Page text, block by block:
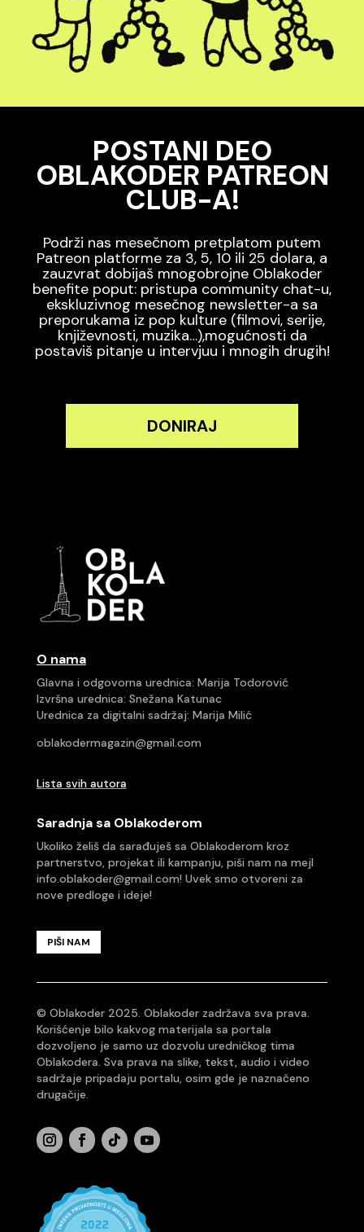
POSTANI DEO
OBLAKODER PATREON
CLUB-A!
Podrži nas mesečnom pretplatom putem
Patreon platforme za 3, 5, 10 ili 25 dolara, a
zauzvrat dobijaš mnogobrojne Oblakoder
benefite poput: pristupa community chat-u,
ekskluzivnog mesečnog newsletter-a sa
preporukama iz pop kulture (filmovi, serije,
književnosti, muzika…),mogućnosti da
postaviš pitanje u intervjuu i mnogih drugih!
DONIRAJ
O nama
Glavna i odgovorna urednica: Marija Todorović
Izvršna urednica: Snežana Katunac
Urednica za digitalni sadržaj: Marija Milić
oblakodermagazin@gmail.com
Lista svih autora
Saradnja sa Oblakoderom
Ukoliko želiš da sarađuješ sa Oblakoderom kroz
partnerstvo, projekat ili kampanju, piši nam na mejl
info.oblakoder@gmail.com! Uvek smo otvoreni za
nove predloge i ideje!
PIŠI NAM
© Oblakoder 2025. Oblakoder zadržava sva prava.
Korišćenje bilo kakvog materijala sa portala
dozvoljeno je samo uz dozvolu uredničkog tima
Oblakodera. Sva prava na slike, tekst, audio i video
sadržaje pripadaju portalu, osim gde je naznačeno
drugačije.